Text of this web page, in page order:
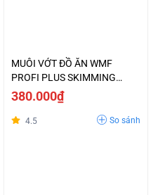
MUÔI VỚT ĐỒ ĂN WMF
PROFI PLUS SKIMMING
LADLE L 36.5CM -
1871546030
380.000₫
4.5 So sánh